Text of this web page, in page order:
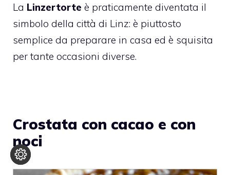
La Linzertorte è praticamente diventata il
simbolo della città di Linz: è piuttosto
semplice da preparare in casa ed è squisita
per tante occasioni diverse.
Crostata con cacao e con
noci